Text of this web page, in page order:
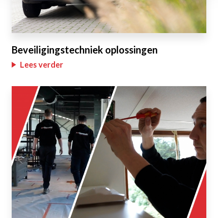
Beveiligingstechniek oplossingen
Lees verder